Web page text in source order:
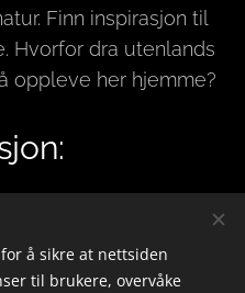
Finn inspirasjon til
Hvorfor dra utenlands
oppleve her hjemme?
å sikre at nettsiden
til brukere, overvåke